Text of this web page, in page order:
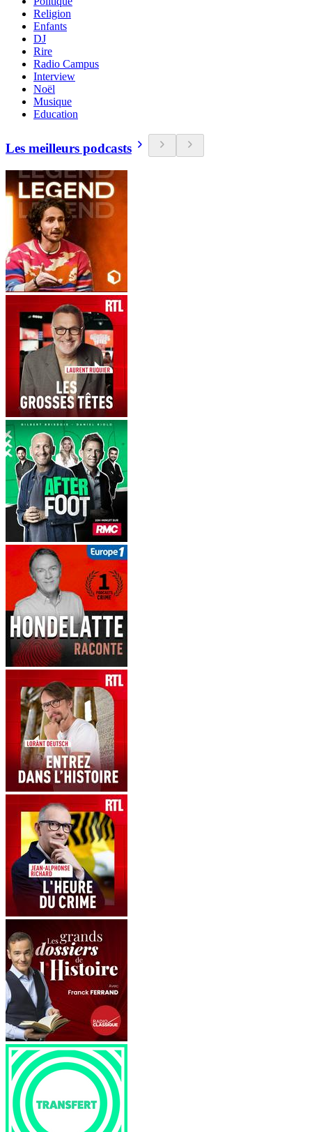
Religion
Enfants
DJ
Rire
Radio Campus
Interview
Noël
Musique
Education
Les meilleurs podcasts